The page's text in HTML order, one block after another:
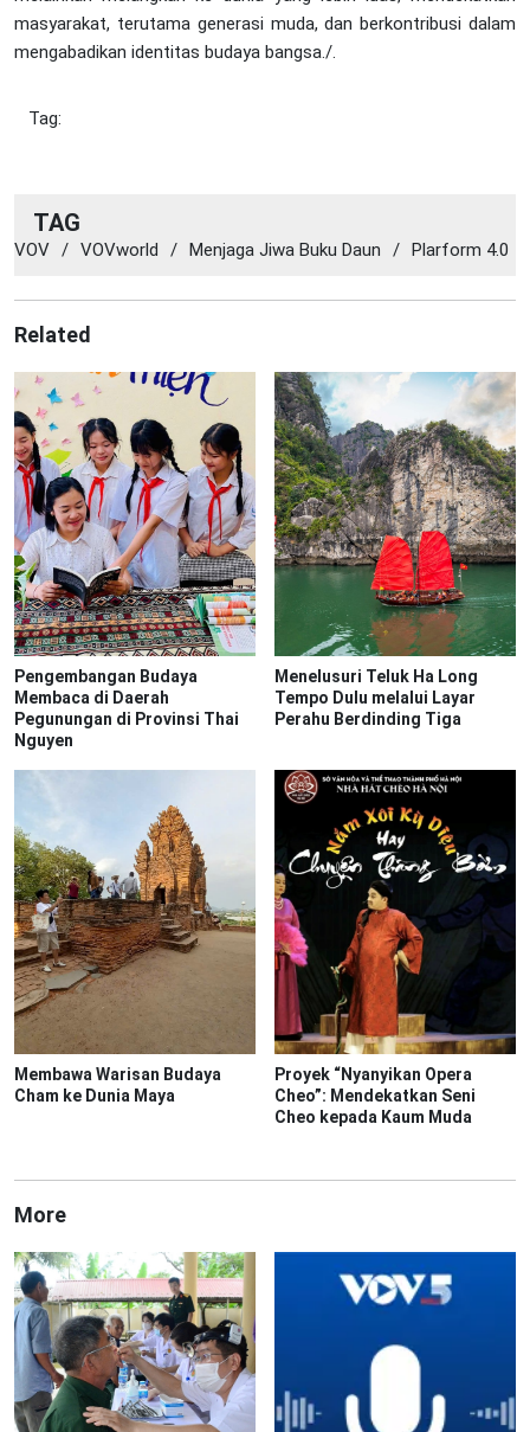
masyarakat, terutama generasi muda, dan berkontribusi dalam
mengabadikan identitas budaya bangsa./.
Tag:
TAG
VOV / VOVworld / Menjaga Jiwa Buku Daun / Plarform 4.0
Related
Pengembangan Budaya
Membaca di Daerah
Pegunungan di Provinsi Thai
Nguyen
Menelusuri Teluk Ha Long
Tempo Dulu melalui Layar
Perahu Berdinding Tiga
Membawa Warisan Budaya
Cham ke Dunia Maya
Proyek “Nyanyikan Opera
Cheo”: Mendekatkan Seni
Cheo kepada Kaum Muda
More